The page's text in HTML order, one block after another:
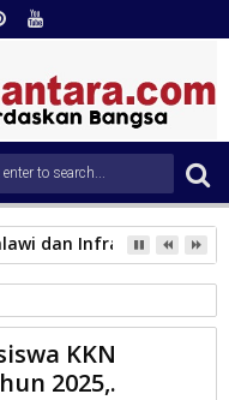
dan Infrastruktur
I Tahun 2025,.
KKN
2025,.